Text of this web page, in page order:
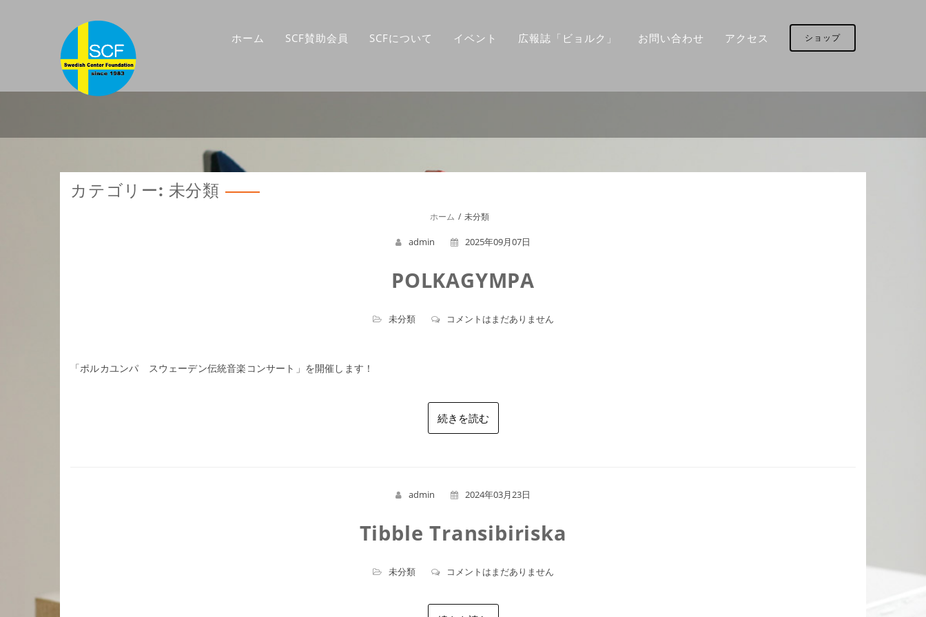
ス
ホーム SCF賛助会員 SCFについて イベント 広報誌「ビョルク」 お問い合わせ アクセス ショップ
カテゴリー: 未分類
ホーム 未分類
admin 2025年09月07日
POLKAGYMPA
未分類 コメントはまだありません
「ポルカユンパ スウェーデン伝統音楽コンサート」を開催します！
続きを読む
admin 2024年03月23日
Tibble Transibiriska
未分類 コメントはまだありません